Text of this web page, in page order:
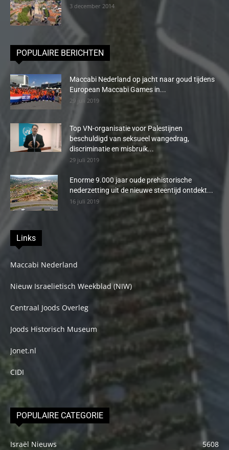
3 december 2014
POPULAIRE BERICHTEN
Maccabi Nederland op jacht naar goud tijdens
European Maccabi Games in...
29 juli 2019
Top VN-organisatie voor Palestijnen
beschuldigd van seksueel wangedrag,
discriminatie en misbruik...
29 juli 2019
Enorme 9.000 jaar oude prehistorische
nederzetting uit de nieuwe steentijd ontdekt...
16 juli 2019
Links
Maccabi Nederland
Nieuw Israelietisch Weekblad (NIW)
Centraal Joods Overleg
Joods Historisch Museum
Jonet.nl
CIDI
POPULAIRE CATEGORIE
Israël Nieuws
5608